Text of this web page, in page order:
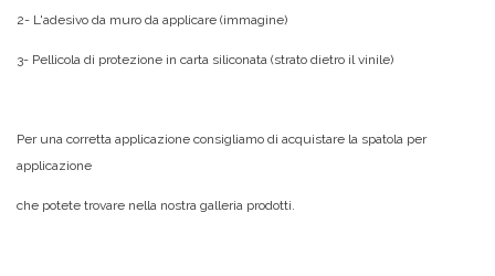
2- L'adesivo da muro da applicare (immagine)
3- Pellicola di protezione in carta siliconata (strato dietro il vinile)
Per una corretta applicazione consigliamo di acquistare la spatola per
applicazione
che potete trovare nella nostra galleria prodotti.